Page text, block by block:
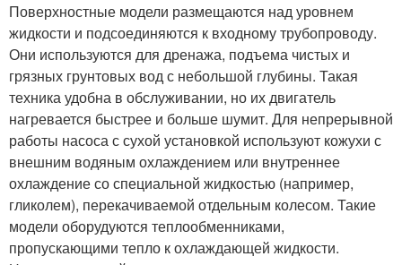
Поверхностные модели размещаются над уровнем
жидкости и подсоединяются к входному трубопроводу.
Они используются для дренажа, подъема чистых и
грязных грунтовых вод с небольшой глубины. Такая
техника удобна в обслуживании, но их двигатель
нагревается быстрее и больше шумит. Для непрерывной
работы насоса с сухой установкой используют кожухи с
внешним водяным охлаждением или внутреннее
охлаждение со специальной жидкостью (например,
гликолем), перекачиваемой отдельным колесом. Такие
модели оборудуются теплообменниками,
пропускающими тепло к охлаждающей жидкости.